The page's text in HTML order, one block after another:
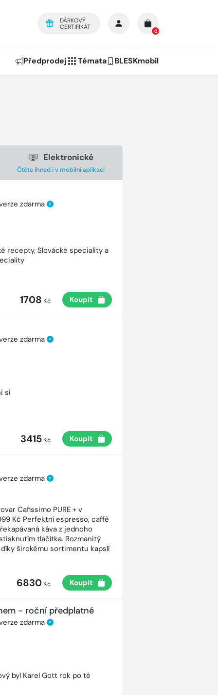
DÁRKOVÝ
CERTIFIKÁT
0
Předprodej Témata BLESKmobil
Elektronické
Čtěte ihned i v mobilní aplikaci
zdarma ?
recepty, Slovácké speciality a
1708 Kč Koupit
zdarma ?
si
3415Kč Koupit
zdarma ?
Cafissimo PURE + v
Kč Perfektní espresso, caffè
káva z jednoho
tlačítka. Rozmanitý
širokému sortimentu kapslí
6830Kč Koupit
- roční předplatné
zdarma ?
byl Karel Gott rok po té